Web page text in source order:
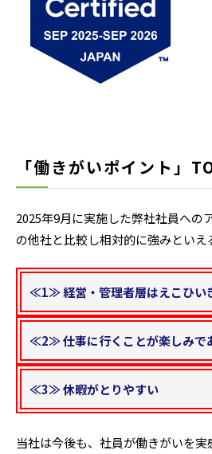
「働きがいポイント」
2025年9月に実施した弊社社員への
の他社と比較し相対的に強みとい
≪1≫ 経営・管理者層はえこひい
≪2≫ 仕事に行くことが楽しみで
≪3≫ 休暇がとりやすい
当社は今後も、社員が働きがいを